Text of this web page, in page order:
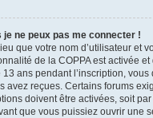
ne peux pas me connecter !
que votre nom d’utilisateur et
de la COPPA est activée
ans pendant l’inscription, vous
avez reçues. Certains forums
doivent être activées, soit
que vous puissiez ouvrir une